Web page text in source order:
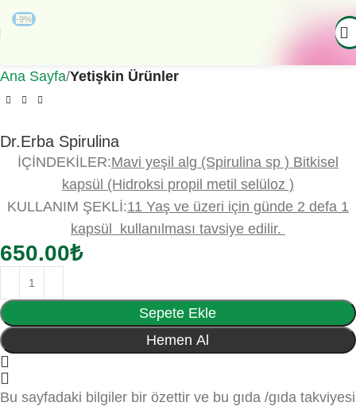
Ana Sayfa Yetişkin Ürünler
Dr.Erba Spirulina
İÇİNDEKİLER:Mavi yeşil alg (Spirulina sp ) Bitkisel
kapsül (Hidroksi propil metil selüloz )
KULLANIM ŞEKLİ:11 Yaş ve üzeri için günde 2 defa 1
kapsül kullanılması tavsiye edilir.
650.00₺
Sepete Ekle
Hemen Al
Bu sayfadaki bilgiler bir özettir ve bu gıda /gıda takviyesi
-9%